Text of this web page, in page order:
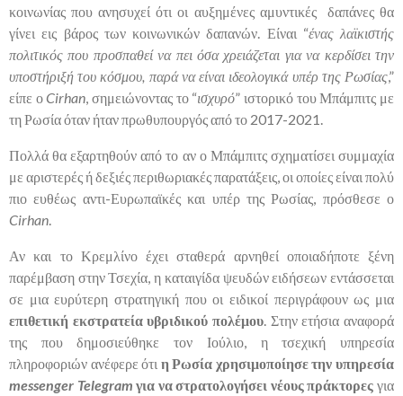
κοινωνίας που ανησυχεί ότι οι αυξημένες αμυντικές δαπάνες θα
γίνει εις βάρος των κοινωνικών δαπανών. Είναι “ένας λαϊκιστής
πολιτικός που προσπαθεί να πει όσα χρειάζεται για να κερδίσει την
υποστήριξή του κόσμου, παρά να είναι ιδεολογικά υπέρ της Ρωσίας,”
είπε οCirhan , σημειώνοντας το “ισχυρό” ιστορικό του Μπάμπιτς με
τη Ρωσία όταν ήταν πρωθυπουργός από το 2017-2021.
Πολλά θα εξαρτηθούν από το αν ο Μπάμπιτς σχηματίσει συμμαχία
με αριστερές ή δεξιές περιθωριακές παρατάξεις, οι οποίες είναι πολύ
πιο ευθέως αντι-Ευρωπαϊκές και υπέρ της Ρωσίας, πρόσθεσε ο
Cirhan
Αν και το Κρεμλίνο έχει σταθερά αρνηθεί οποιαδήποτε ξένη
παρέμβαση στην Τσεχία, η καταιγίδα ψευδών ειδήσεων εντάσσεται
σε μια ευρύτερη στρατηγική που οι ειδικοί περιγράφουν ως μια
επιθετική εκστρατεία υβριδικού πολέμου . Στην ετήσια αναφορά
της που δημοσιεύθηκε τον Ιούλιο, η τσεχική υπηρεσία
πληροφοριών ανέφερε ότι η Ρωσία χρησιμοποίησε την υπηρεσία
messenger Telegram για να στρατολογήσει νέους πράκτορες για